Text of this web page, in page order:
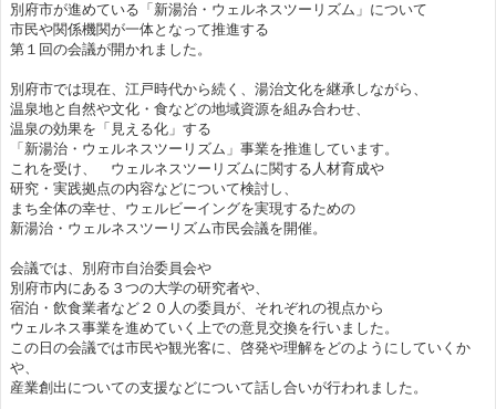
別府市が進めている「新湯治・ウェルネスツーリズム」について
市民や関係機関が一体となって推進する
第１回の会議が開かれました。
別府市では現在、江戸時代から続く、湯治文化を継承しながら、
温泉地と自然や文化・食などの地域資源を組み合わせ、
温泉の効果を「見える化」する
「新湯治・ウェルネスツーリズム」事業を推進しています。
これを受け、 ウェルネスツーリズムに関する人材育成や
研究・実践拠点の内容などについて検討し、
まち全体の幸せ、ウェルビーイングを実現するための
新湯治・ウェルネスツーリズム市民会議を開催。
会議では、別府市自治委員会や
別府市内にある３つの大学の研究者や、
宿泊・飲食業者など２０人の委員が、それぞれの視点から
ウェルネス事業を進めていく上での意見交換を行いました。
この日の会議では市民や観光客に、啓発や理解をどのようにしていくか
や、
産業創出についての支援などについて話し合いが行われました。